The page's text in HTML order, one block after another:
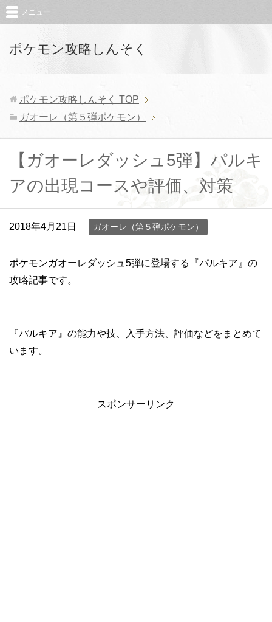
ポケモン攻略しんそく
メニュー
ポケモン攻略しんそく TOP
ガオーレ（第５弾ポケモン）
【ガオーレダッシュ5弾】パルキ
アの出現コースや評価、対策
2018年4月21日 ガオーレ（第５弾ポケモン）
ポケモンガオーレダッシュ5弾に登場する『パルキア』の
攻略記事です。
『パルキア』の能力や技、入手方法、評価などをまとめて
います。
スポンサーリンク